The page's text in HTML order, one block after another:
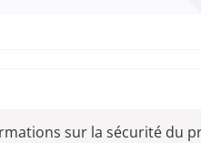
sur la sécurité du